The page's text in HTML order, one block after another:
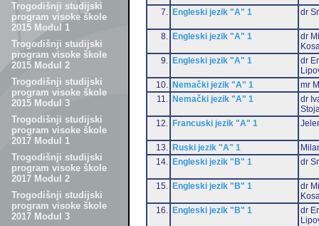
Trogodišnji studijski
program visoke škole
2015 Modul 1
Trogodišnji studijski
program visoke škole
2015 Modul 2
Trogodišnji studijski
program visoke škole
2015 Modul 3
Trogodišnji studijski
program visoke škole
2017 Modul 1
Trogodišnji studijski
program visoke škole
2017 Modul 2
Trogodišnji studijski
program visoke škole
2017 Modul 3
7. Engleski jezik "A" 1 dr
8. Engleski jezik "A" 1
dr
9.
Engleski jezik "A" 1
dr
10.
Nemački jezik "A" 1
mr
11.
Nemački jezik "A" 1
dr
12.
Francuski jezik "A" 1
13. Ruski jezik "A" 1
14.
Engleski jezik "B" 1 dr
15. Engleski jezik "B" 1
dr
16.
Engleski jezik "B" 1
dr